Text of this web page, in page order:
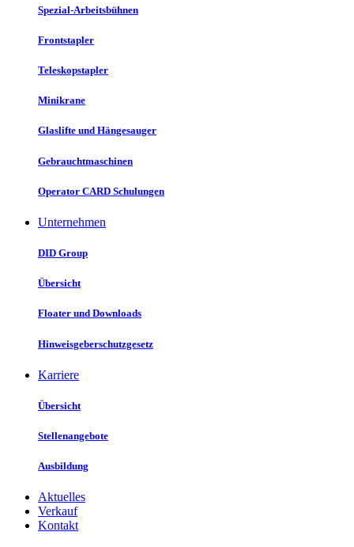
Spezial-Arbeitsbühnen
Frontstapler
Teleskopstapler
Minikrane
Glaslifte und Hängesauger
Gebrauchtmaschinen
Operator CARD Schulungen
Unternehmen
DID Group
Übersicht
Floater und Downloads
Hinweisgeberschutzgesetz
Karriere
Übersicht
Stellenangebote
Ausbildung
Aktuelles
Verkauf
Kontakt